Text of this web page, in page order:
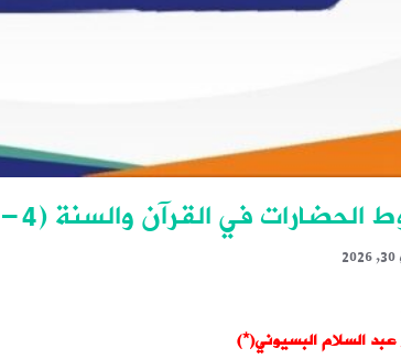
في القرآن والسنة (4-6)
السلام البسيوني(*)